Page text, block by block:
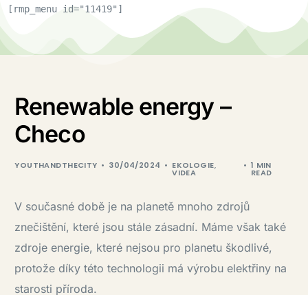
[rmp_menu id="11419"]
Renewable energy –
Checo
YOUTHANDTHECITY 30/04/2024 EKOLOGIE,
VIDEA
1 MIN
READ
V současné době je na planetě mnoho zdrojů
znečištění, které jsou stále zásadní. Máme však také
zdroje energie, které nejsou pro planetu škodlivé,
protože díky této technologii má výrobu elektřiny na
starosti příroda.